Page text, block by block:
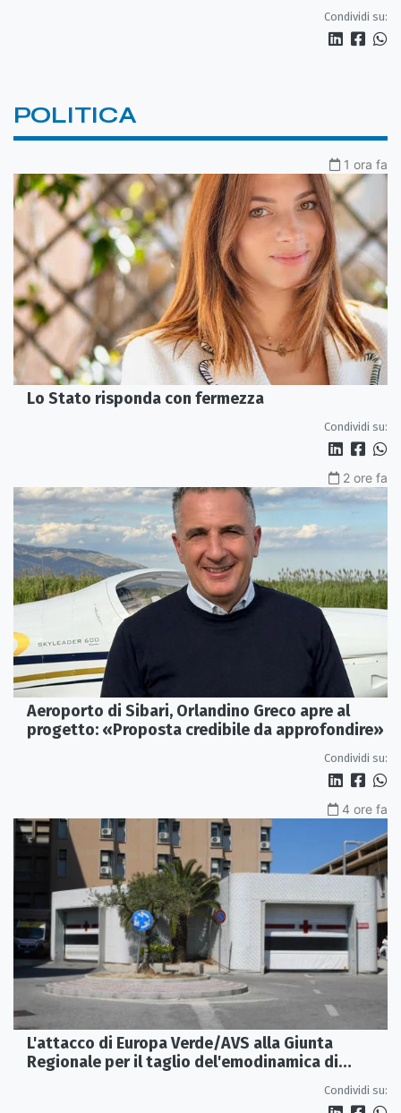
Condividi su:
POLITICA
1 ora fa
Lo Stato risponda con fermezza
Condividi su:
2 ore fa
Aeroporto di Sibari, Orlandino Greco apre al
progetto: «Proposta credibile da approfondire»
Condividi su:
4 ore fa
L'attacco di Europa Verde/AVS alla Giunta
Regionale per il taglio del'emodinamica di
Condividi su: